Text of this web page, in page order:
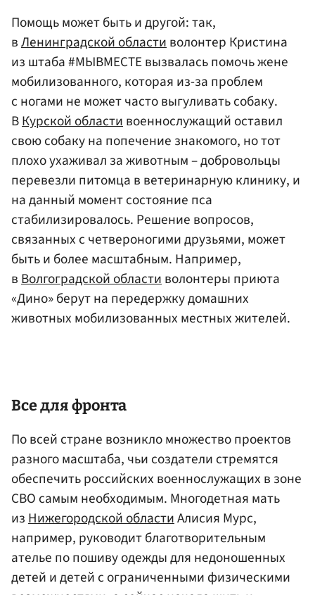
Помощь может быть и другой: так,
вЛенинградской областиволонтер Кристина
из штаба #МЫВМЕСТЕ вызвалась помочь жене
мобилизованного, которая из-за проблем
с ногами не может часто выгуливать собаку.
ВКурской областивоеннослужащий оставил
свою собаку на попечение знакомого, но тот
плохо ухаживал за животным – добровольцы
перевезли питомца в ветеринарную клинику, и
на данный момент состояние пса
стабилизировалось. Решение вопросов,
связанных с четвероногими друзьями, может
быть и более масштабным. Например,
вВолгоградской областиволонтеры приюта
«Дино» берут на передержку домашних
животных мобилизованных местных жителей.
Все для фронта
По всей стране возникло множество проектов
разного масштаба, чьи создатели стремятся
обеспечить российских военнослужащих в зоне
СВО самым необходимым. Многодетная мать
изНижегородской областиАлисия Мурс,
например, руководит благотворительным
ателье по пошиву одежды для недоношенных
детей и детей с ограниченными физическими